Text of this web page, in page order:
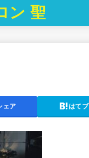
ン 聖
ェア はてブ